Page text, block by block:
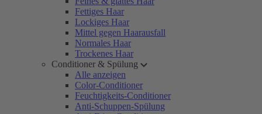
Fettiges Haar
Lockiges Haar
Mittel gegen Haarausfall
Normales Haar
Trockenes Haar
Conditioner & Spülung
Alle anzeigen
Color-Conditioner
Feuchtigkeits-Conditioner
Anti-Schuppen-Spülung